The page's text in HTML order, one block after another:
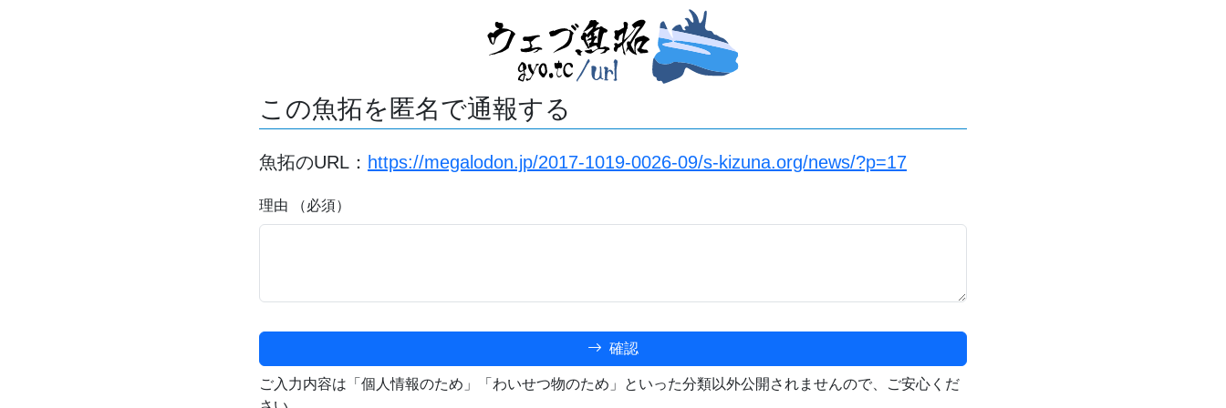
この魚拓を匿名で通報する
魚拓のURL： https://megalodon.jp/2017-1019-0026-09/s-kizuna.org/news/?p=17
理由 （必須）
確認
ご入力内容は「個人情報のため」「わいせつ物のため」といった分類以外公開されませんので、ご安心くだ